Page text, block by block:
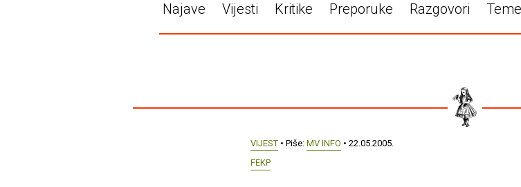
Najave Vijesti Kritike Preporuke Razgovori Teme
VIJEST • Piše: MV INFO • 22.05.2005.
FEKP